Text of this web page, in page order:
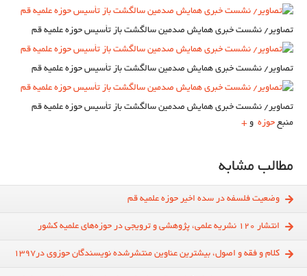
تصاویر/ نشست خبری همایش صدمین سالگشت باز تأسیس حوزه علمیه قم
تصاویر/ نشست خبری همایش صدمین سالگشت باز تأسیس حوزه علمیه قم
تصاویر/ نشست خبری همایش صدمین سالگشت باز تأسیس حوزه علمیه قم
منبع حوزه و +
مطالب مشابه
وضعیت فلسفه در سده اخیر حوزه علمیه قم
انتشار ۱۲۰ نشریه علمی، پژوهشی و ترویجی در حوزه‌های علمیه کشور
کلام و فقه و اصول، بیشترین عناوین منتشرشده نویسندگان حوزوی در1397